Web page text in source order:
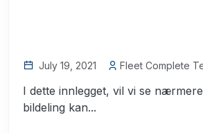
July 19, 2021 Fleet Complete
I dette innlegget, vil vi se
bildeling kan...